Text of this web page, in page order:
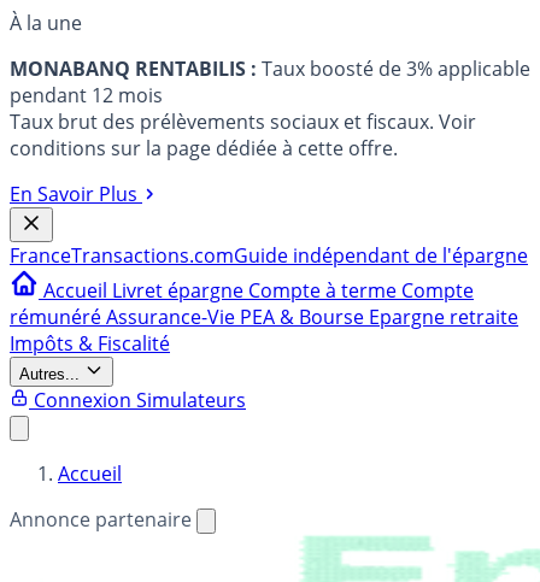
À la une
MONABANQ RENTABILIS : Taux boosté de 3% applicable
pendant 12 mois
Taux brut des prélèvements sociaux et fiscaux. Voir
conditions sur la page dédiée à cette offre.
En Savoir Plus
FranceTransactions.comGuide indépendant de l'épargne
Accueil Livret épargne Compte à terme Compte
rémunéréAssurance-Vie PEA & Bourse Epargne retraite
Impôts & Fiscalité
Autres...
Connexion Simulateurs
Accueil
Annonce partenaire